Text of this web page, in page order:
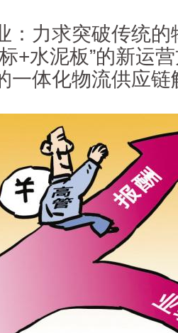
力求突破传统的
+水泥板”的新运
一体化物流供应